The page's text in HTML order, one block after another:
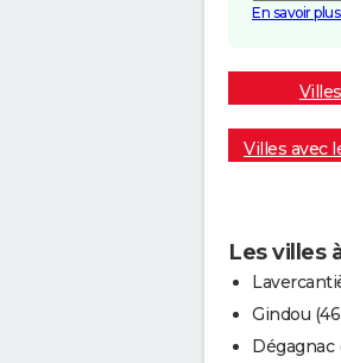
En savoir
Villes avec
Les villes
Gindou
Dégagnac